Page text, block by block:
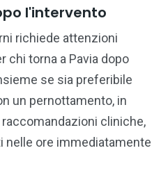
l'intervento
richiede attenzioni
chi torna a Pavia dopo
se sia preferibile
un pernottamento, in
cliniche,
nelle ore immediatamente